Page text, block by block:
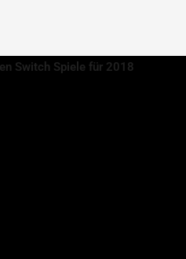
Switch Spiele für 2018